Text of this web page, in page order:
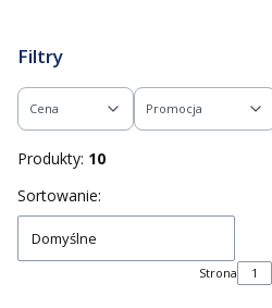
Filtry
Cena Promocja
Koniec filtrów
Produkty: 10
Lista produktów
Sortowanie:
Domyślne
Strona